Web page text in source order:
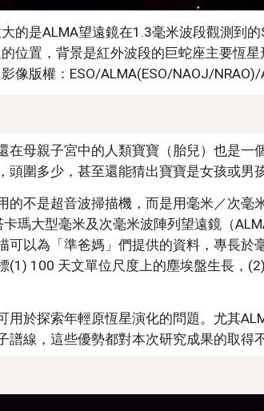
的是ALMA望遠鏡在1.3毫米波段觀測到
位置，背景是紅外波段的巨蛇座主要恆星
像版權：ESO/ALMA(ESO/NAOJ/NRAO)/
在母親子宮中的人類寶寶（胎兒）也是
圍多少，甚至還能猜出寶寶是女孩或男
不是超音波掃描機，而是用毫米／次
瑪大型毫米及次毫米波陣列望遠鏡（
以為「準爸媽」們提供的資料，專長
100 天文單位尺度上的塵埃盤生長，
於探索年輕原恆星演化的問題。尤其
線，這些優勢都對本次研究成果的取得